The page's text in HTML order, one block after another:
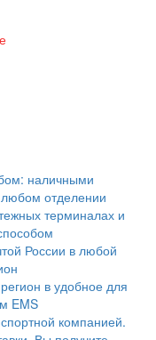
наличными
любом отделении
терминалах и
России в любой
в удобное для
EMS
компанией.